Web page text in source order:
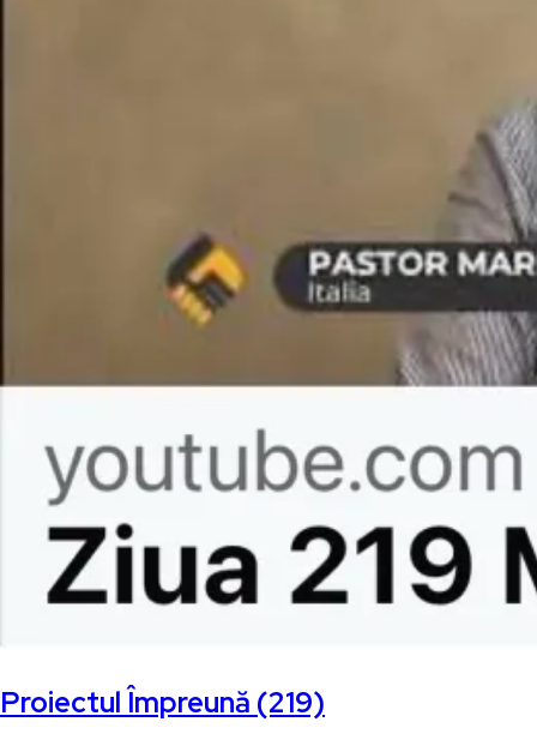
Proiectul Împreună (219)